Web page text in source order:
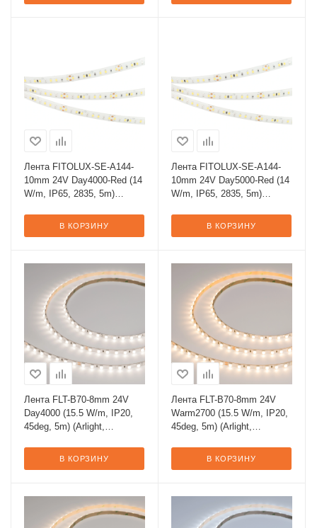
Лента FITOLUX-SE-A144-
10mm 24V Day4000-Red (14
W/m, IP65, 2835, 5m)
В КОРЗИНУ
Лента FITOLUX-SE-A144-
10mm 24V Day5000-Red (14
W/m, IP65, 2835, 5m)
В КОРЗИНУ
Лента FLT-B70-8mm 24V
Day4000 (15.5 W/m, IP20,
45deg, 5m) (Arlight,
В КОРЗИНУ
Лента FLT-B70-8mm 24V
Warm2700 (15.5 W/m, IP20,
45deg, 5m) (Arlight,
В КОРЗИНУ